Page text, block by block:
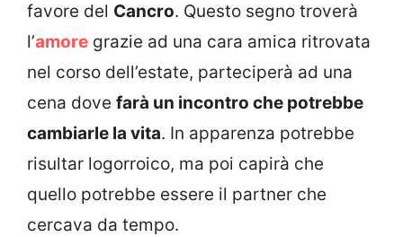
favore del Cancro. Questo segno troverà
l’amore grazie ad una cara amica ritrovata
nel corso dell’estate, parteciperà ad una
cena dove farà un incontro che potrebbe
cambiarle la vita. In apparenza potrebbe
risultar logorroico, ma poi capirà che
quello potrebbe essere il partner che
cercava da tempo.